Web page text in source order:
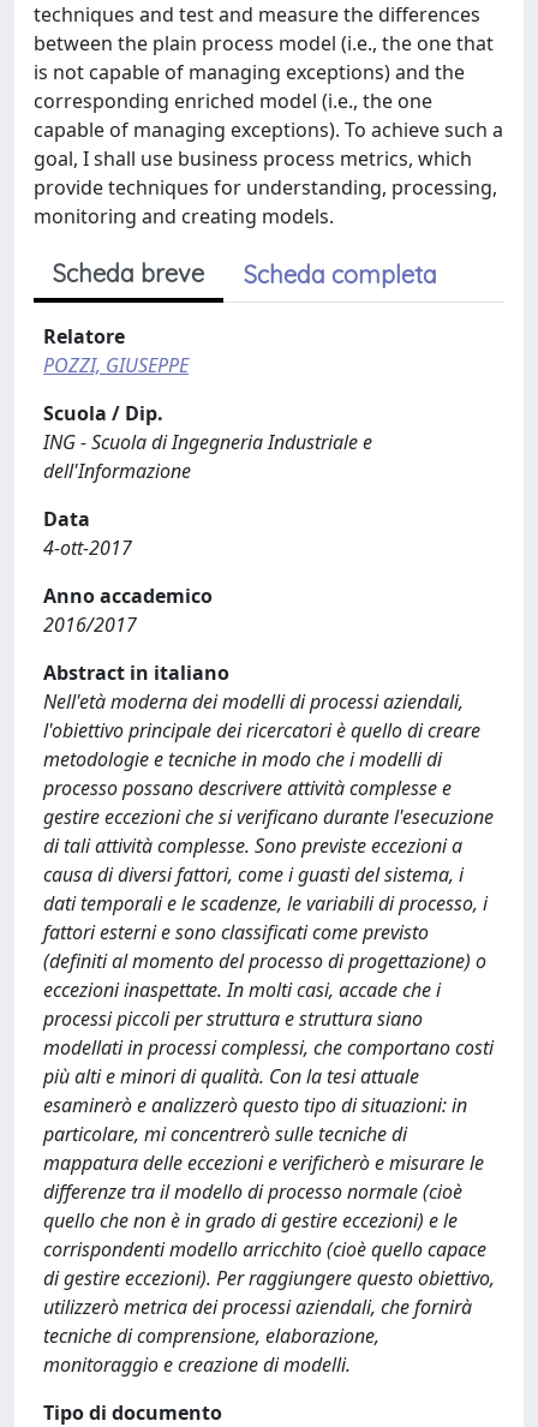
techniques and test and measure the differences
between the plain process model (i.e., the one that
is not capable of managing exceptions) and the
corresponding enriched model (i.e., the one
capable of managing exceptions). To achieve such a
goal, I shall use business process metrics, which
provide techniques for understanding, processing,
monitoring and creating models.
Scheda breve Scheda completa
Relatore
POZZI, GIUSEPPE
Scuola / Dip.
ING - Scuola di Ingegneria Industriale e
dell'Informazione
Data
4-ott-2017
Anno accademico
2016/2017
Abstract in italiano
Nell'età moderna dei modelli di processi aziendali,
l'obiettivo principale dei ricercatori è quello di creare
metodologie e tecniche in modo che i modelli di
processo possano descrivere attività complesse e
gestire eccezioni che si verificano durante l'esecuzione
di tali attività complesse. Sono previste eccezioni a
causa di diversi fattori, come i guasti del sistema, i
dati temporali e le scadenze, le variabili di processo, i
fattori esterni e sono classificati come previsto
(definiti al momento del processo di progettazione) o
eccezioni inaspettate. In molti casi, accade che i
processi piccoli per struttura e struttura siano
modellati in processi complessi, che comportano costi
più alti e minori di qualità. Con la tesi attuale
esaminerò e analizzerò questo tipo di situazioni: in
particolare, mi concentrerò sulle tecniche di
mappatura delle eccezioni e verificherò e misurare le
differenze tra il modello di processo normale (cioè
quello che non è in grado di gestire eccezioni) e le
corrispondenti modello arricchito (cioè quello capace
di gestire eccezioni). Per raggiungere questo obiettivo,
utilizzerò metrica dei processi aziendali, che fornirà
tecniche di comprensione, elaborazione,
monitoraggio e creazione di modelli.
Tipo di documento